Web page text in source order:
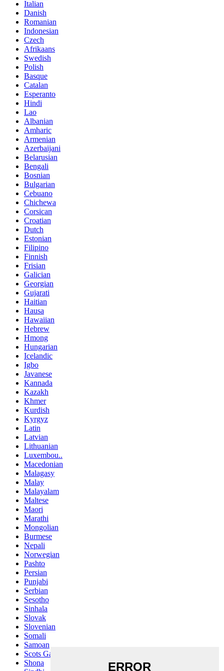
Italian
Danish
Romanian
Indonesian
Czech
Afrikaans
Swedish
Polish
Basque
Catalan
Esperanto
Hindi
Lao
Albanian
Amharic
Armenian
Azerbaijani
Belarusian
Bengali
Bosnian
Bulgarian
Cebuano
Chichewa
Corsican
Croatian
Dutch
Estonian
Filipino
Finnish
Frisian
Galician
Georgian
Gujarati
Haitian
Hausa
Hawaiian
Hebrew
Hmong
Hungarian
Icelandic
Igbo
Javanese
Kannada
Kazakh
Khmer
Kurdish
Kyrgyz
Latin
Latvian
Lithuanian
Luxembou..
Macedonian
Malagasy
Malay
Malayalam
Maltese
Maori
Marathi
Mongolian
Burmese
Nepali
Norwegian
Pashto
Persian
Punjabi
Serbian
Sesotho
Sinhala
Slovak
Slovenian
Somali
Samoan
Scots Gaelic
Shona